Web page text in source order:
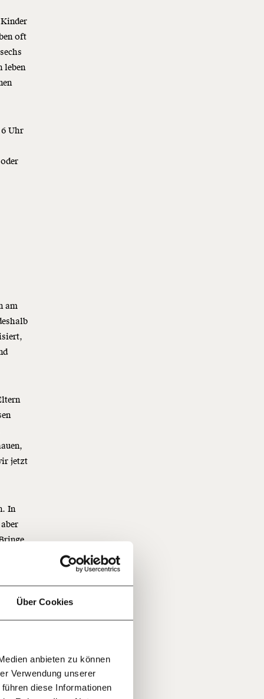
Über Cookies
anbieten zu können
Verwendung unserer
diese Informationen
die
100€ €
oft
leben
Uhr
am
jetzt
In
man